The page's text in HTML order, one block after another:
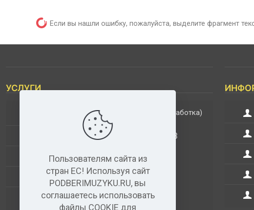
Если вы нашли ошибку, пожалуйста, выделите фрагмент
УСЛУГИ
ДОПОЛНИТЕЛЬНЫЕ УСЛУГИ (обработка)
АНАЛИЗ МУЗЫКАЛЬНЫХ ТРЕКОВ
ВИДЕО+АУДИО
УСЛУГИ ЗВУКОЗАПИСИ
АУДИО РЕДАКТОР(бесплатный)
Пользователям сайта из
стран ЕС! Используя сайт
PODBERIMUZYKU.RU, вы
соглашаетесь использовать
файлы COOKIE для